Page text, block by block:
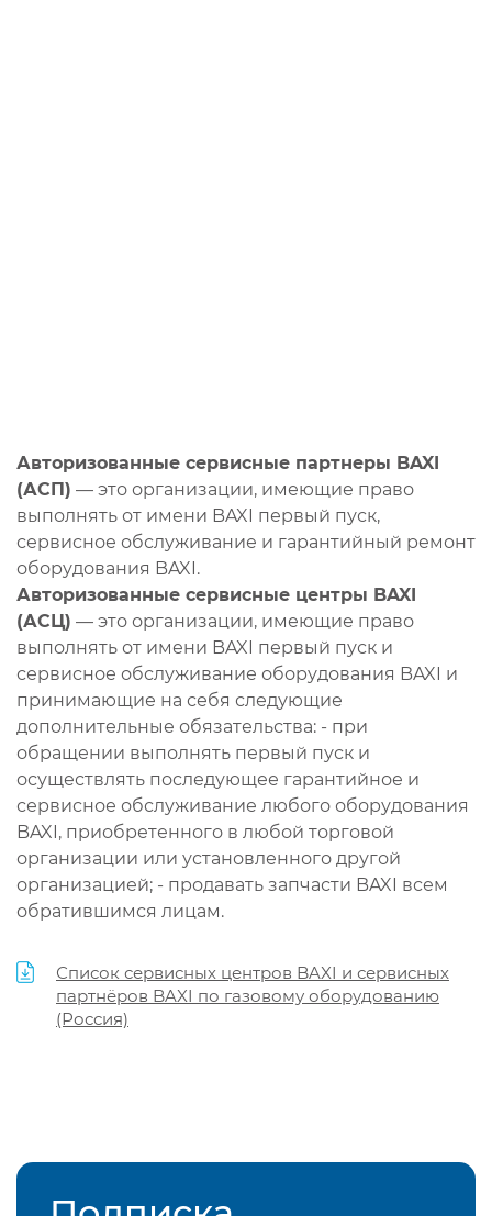
Авторизованные сервисные партнеры BAXI
(АСП) — это организации, имеющие право
выполнять от имени BAXI первый пуск,
сервисное обслуживание и гарантийный ремонт
оборудования BAXI.
Авторизованные сервисные центры BAXI
(АСЦ) — это организации, имеющие право
выполнять от имени BAXI первый пуск и
сервисное обслуживание оборудования BAXI и
принимающие на себя следующие
дополнительные обязательства: - при
обращении выполнять первый пуск и
осуществлять последующее гарантийное и
сервисное обслуживание любого оборудования
BAXI, приобретенного в любой торговой
организации или установленного другой
организацией; - продавать запчасти BAXI всем
обратившимся лицам.
Список сервисных центров BAXI и сервисных
партнёров BAXI по газовому оборудованию
(Россия)